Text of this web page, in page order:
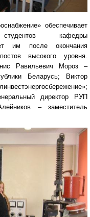
обеспечивает
кафедры
им после окончания
высокого уровня.
Равильевич Мороз –
Беларусь; Виктор
директор РУП
– заместитель